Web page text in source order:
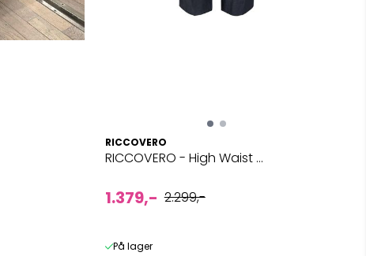
RICCOVERO
RICCOVERO - High Waist ...
1.379,- 2.299,-
På lager